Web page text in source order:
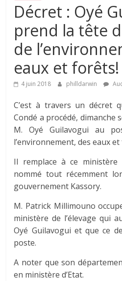
Décret : Oyé
prend la tête
de
eaux et forêts!
4 juin 2018 philldarwin
C’est à travers un décret
Condé a procédé, dimanche
M. Oyé Guilavogui au
l’environnement, des eaux
Il remplace à ce ministère
nommé tout récemment
gouvernement Kassory.
M. Patrick Millimouno
ministère de l’élevage qui
Oyé Guilavogui et que ce
poste.
A noter que son
en ministère d’Etat.